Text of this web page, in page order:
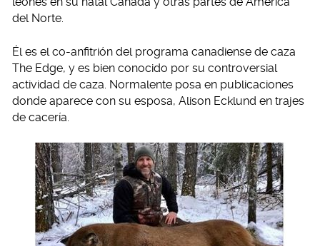
del Norte.
Él es el co-anfitrión del programa canadiense de caza
The Edge, y es bien conocido por su controversial
actividad de caza. Normalente posa en publicaciones
donde aparece con su esposa, Alison Ecklund en trajes
de cacería.